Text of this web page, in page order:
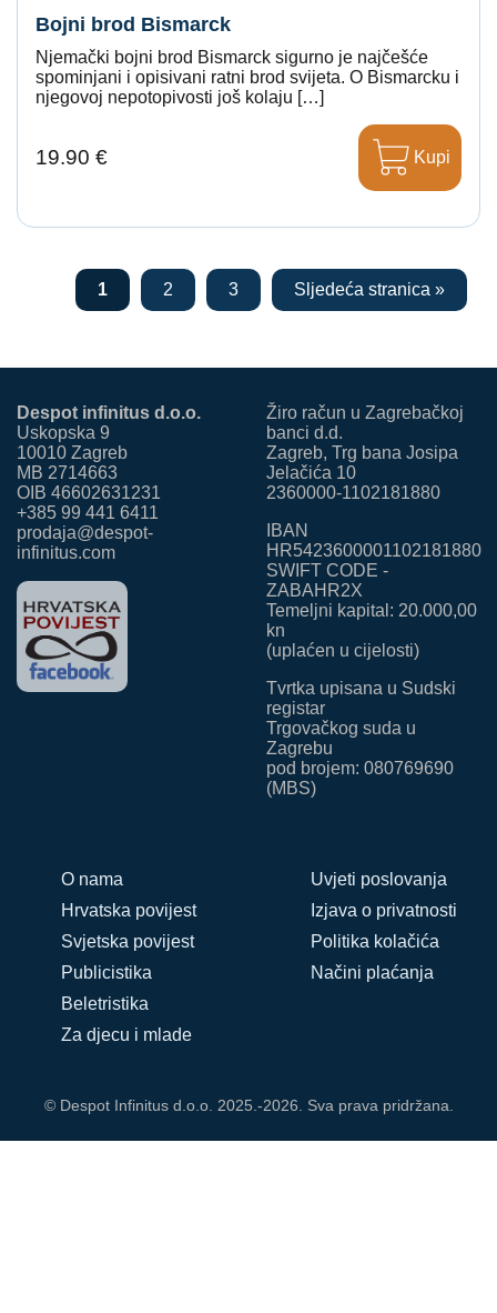
Bojni brod Bismarck
Njemački bojni brod Bismarck sigurno je najčešće
spominjani i opisivani ratni brod svijeta. O Bismarcku i
njegovoj nepotopivosti još kolaju […]
19.90 € Kupi
1 2 3 Sljedeća stranica »
Despot infinitus d.o.o.
Uskopska 9
10010 Zagreb
MB 2714663
OIB 46602631231
+385 99 441 6411
prodaja@despot-
infinitus.com
Žiro račun u Zagrebačkoj
banci d.d.
Zagreb, Trg bana Josipa
Jelačića 10
2360000-1102181880
IBAN
HR5423600001102181880
SWIFT CODE -
ZABAHR2X
Temeljni kapital: 20.000,00
kn
(uplaćen u cijelosti)
Tvrtka upisana u Sudski
registar
Trgovačkog suda u
Zagrebu
pod brojem: 080769690
(MBS)
O nama
Hrvatska povijest
Svjetska povijest
Publicistika
Beletristika
Za djecu i mlade
Uvjeti poslovanja
Izjava o privatnosti
Politika kolačića
Načini plaćanja
© Despot Infinitus d.o.o. 2025.-2026. Sva prava pridržana.